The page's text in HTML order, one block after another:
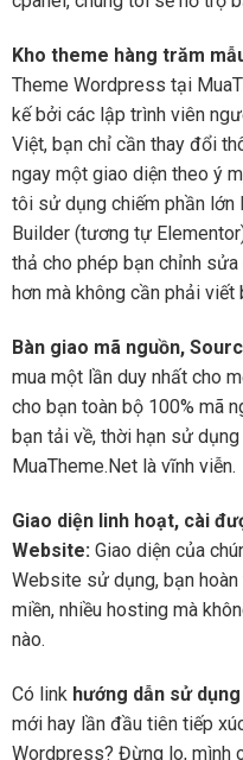
Kho theme hàng trăm
Theme Wordpress tại
kế bởi các lập trình viên
Việt, bạn chỉ cần thay đổi
ngay một giao diện theo ý
tôi sử dụng chiếm phần lớn
Builder (tương tự
thả cho phép bạn chỉnh
hơn mà không cần phải
Bàn giao mã nguồn,
mua một lần duy nhất cho
cho bạn toàn bộ 100% mã
bạn tải về, thời hạn sử
MuaTheme.Net là vĩnh viễn.
Giao diện linh hoạt, cài
Website: Giao diện của
Website sử dụng, bạn
miền, nhiều hosting mà
nào.
Có link hướng dẫn sử
mới hay lần đầu tiên tiếp
Wordpress? Đừng lo, mình